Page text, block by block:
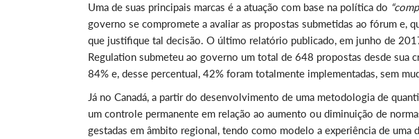
Uma de suas principais marcas é a atuação com base na política do
governo se compromete a avaliar as propostas submetidas ao fórum e,
que justifique tal decisão. O último relatório publicado, em junho de
Regulation submeteu ao governo um total de 648 propostas desde sua
84% e, desse percentual, 42% foram totalmente implementadas, sem
Já no Canadá, a partir do desenvolvimento de uma metodologia de
um controle permanente em relação ao aumento ou diminuição de
gestadas em âmbito regional, tendo como modelo a experiência de uma